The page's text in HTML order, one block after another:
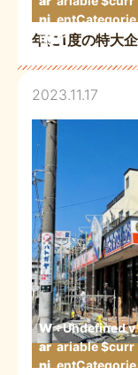
ni
ng
entCategorie
in
年に1度の特大
2023.11.17
W
ar
ni
: Undefined v
ariable $curr
entCategorie